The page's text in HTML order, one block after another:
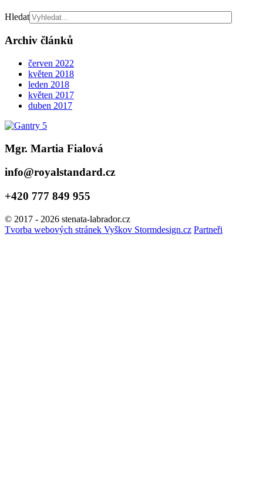
Hledat
Archiv článků
červen 2022
květen 2018
leden 2018
květen 2017
duben 2017
Mgr. Martia Fialová
info@royalstandard.cz
+420 777 849 955
© 2017 - 2026 stenata-labrador.cz
Tvorba webových stránek Vyškov Stormdesign.cz Partneři